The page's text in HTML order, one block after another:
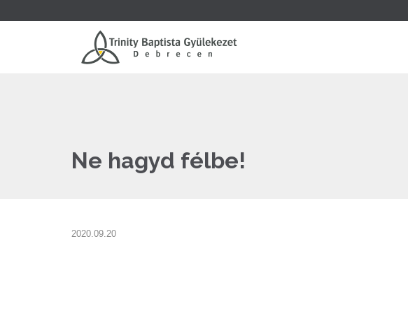
Ne hagyd félbe!
2020.09.20